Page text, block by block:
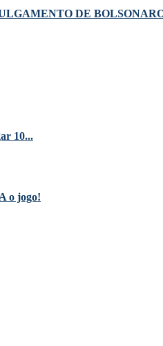
DE
10...
o jogo!